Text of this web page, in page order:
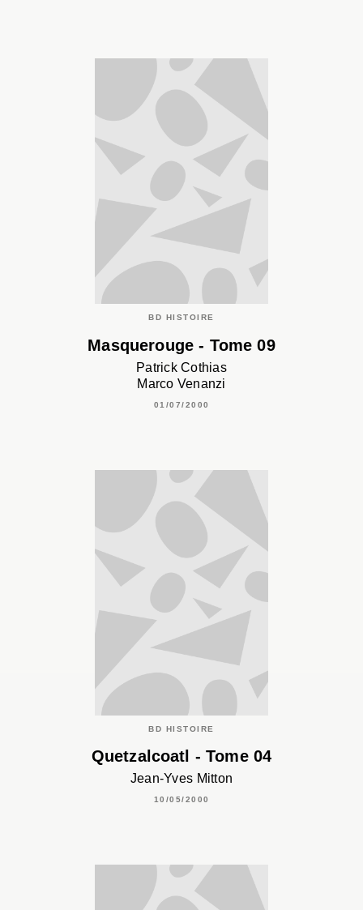
BD HISTOIRE
Masquerouge - Tome 09
Patrick Cothias
Marco Venanzi
01/07/2000
BD HISTOIRE
Quetzalcoatl - Tome 04
Jean-Yves Mitton
10/05/2000